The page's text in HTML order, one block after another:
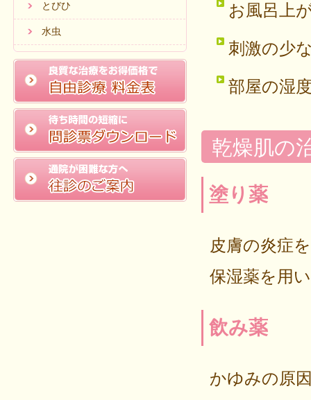
お風呂上
刺激の少
部屋の湿
乾燥肌の
塗り薬
皮膚の炎症
保湿薬を用
飲み薬
かゆみの原
とびひ
水虫